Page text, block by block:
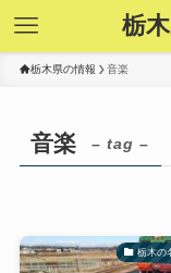
栃
栃木県の情報 音楽
音楽 – tag –
栃木の